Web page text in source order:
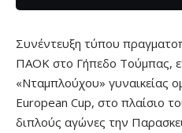
Συνέντευξη τύπου
ΠΑΟΚ στο Γήπεδο Τούμπας,
«Νταμπλούχου» γυναικείας
European Cup, στο πλαίσιο
διπλούς αγώνες την